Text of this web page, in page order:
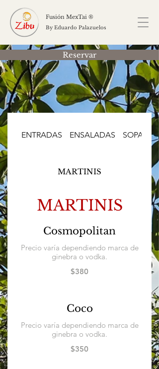
Fusión MexTai ®
By Eduardo Palazuelos
Reservar
ENTRADAS ENSALADAS SOPAS
MARTINIS
MARTINIS
Cosmopolitan
Precio varía dependiendo marca de
ginebra o vodka.
$380
Coco
Precio varía dependiendo marca de
ginebra o vodka.
$350